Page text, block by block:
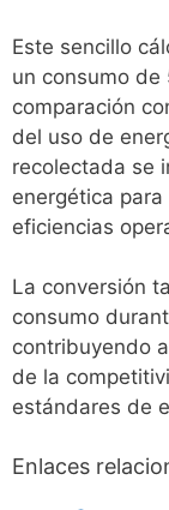
Este sencillo
un consumo de
comparación
del uso de
recolectada se
energética
eficiencias
La conversión
consumo
contribuyendo
de la
estándares de
Enlaces